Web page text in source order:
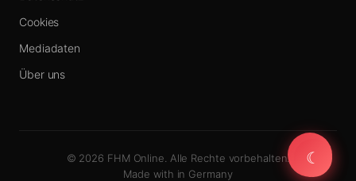
Cookies
Mediadaten
Über uns
© 2026 FHM Online. Alle Rechte vorbehalten.
Made with in Germany
☾
☾